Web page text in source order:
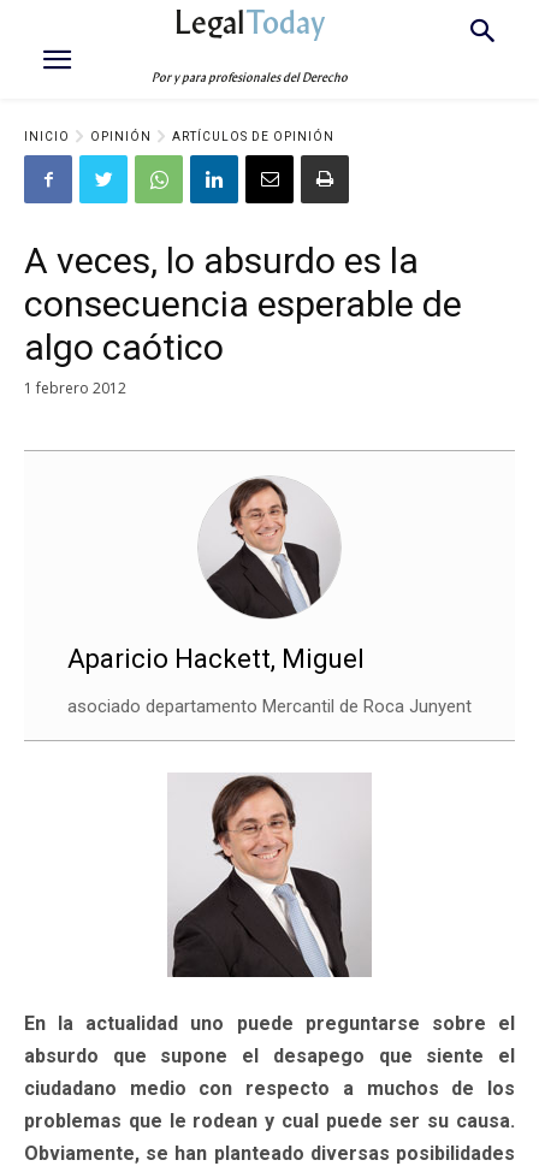
LegalToday
Por y para profesionales del Derecho
INICIO OPINIÓN ARTÍCULOS DE OPINIÓN
A veces, lo absurdo es la
consecuencia esperable de
algo caótico
1 febrero 2012
Aparicio Hackett, Miguel
asociado departamento Mercantil de Roca Junyent
En la actualidad uno puede preguntarse sobre el
absurdo que supone el desapego que siente el
ciudadano medio con respecto a muchos de los
problemas que le rodean y cual puede ser su causa.
Obviamente, se han planteado diversas posibilidades